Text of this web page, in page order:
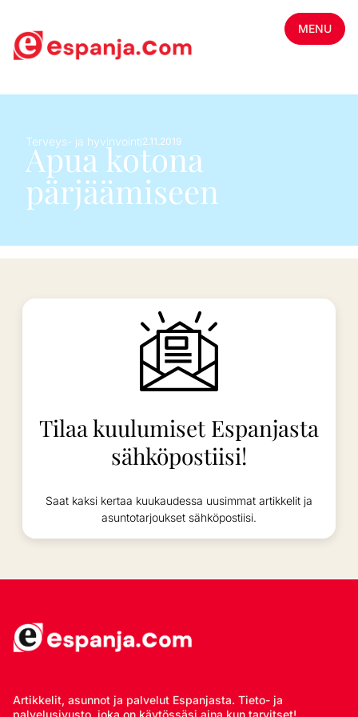
MENU
Terveys- ja hyvinvointi2.11.2019
Apua kotona
pärjäämiseen
Tilaa kuulumiset Espanjasta
sähköpostiisi!
Saat kaksi kertaa kuukaudessa uusimmat artikkelit ja
asuntotarjoukset sähköpostiisi.
Artikkelit, asunnot ja palvelut Espanjasta. Tieto- ja
palvelusivusto, joka on käytössäsi aina kun tarvitset!